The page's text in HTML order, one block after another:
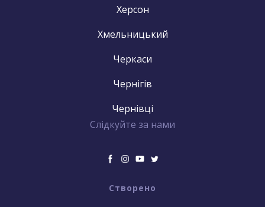
Херсон
Хмельницький
Черкаси
Чернігів
Чернівці
Слідкуйте за нами
Створено